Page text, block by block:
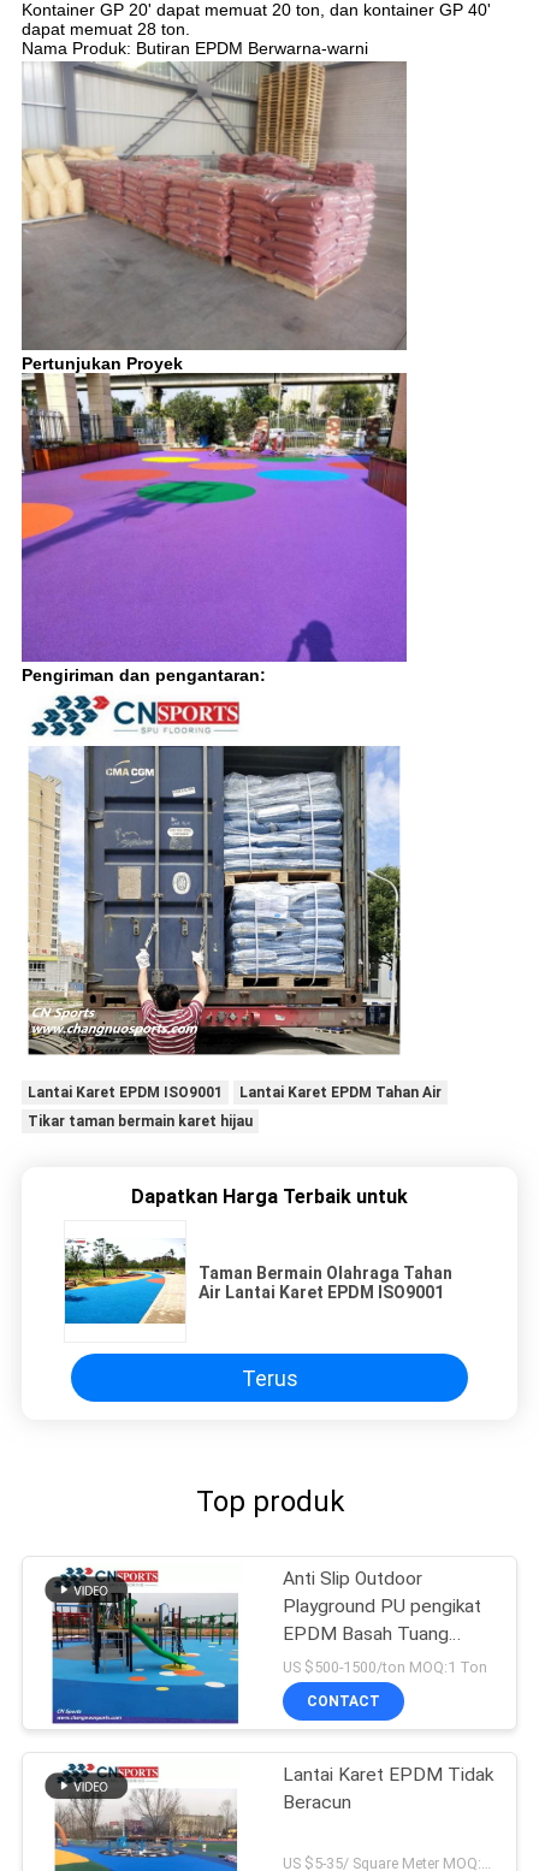
Kontainer GP 20' dapat memuat 20 ton, dan kontainer GP 40'
dapat memuat 28 ton.
Nama Produk: Butiran EPDM Berwarna-warni
Pertunjukan Proyek
Pengiriman dan pengantaran:
Lantai Karet EPDM ISO9001
Lantai Karet EPDM Tahan Air
Tikar taman bermain karet hijau
Dapatkan Harga Terbaik untuk
Taman Bermain Olahraga Tahan
Air Lantai Karet EPDM ISO9001
Terus
Top produk
Anti Slip Outdoor
Playground PU pengikat
EPDM Basah Tuang
Lantai Karet
US $500-1500/ton MOQ:1 Ton
CONTACT
Lantai Karet EPDM Tidak
Beracun